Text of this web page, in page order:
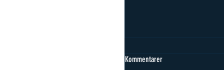
Et lyspunk for norsk jernbane
Kommentarer